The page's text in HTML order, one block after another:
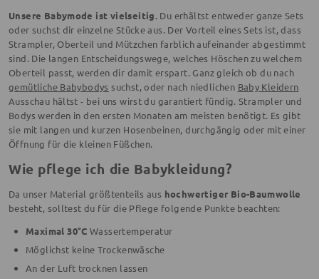
Unsere Babymode ist vielseitig. Du erhältst entweder ganze Sets
oder suchst dir einzelne Stücke aus. Der Vorteil eines Sets ist, dass
Strampler, Oberteil und Mützchen farblich aufeinander abgestimmt
sind. Die langen Entscheidungswege, welches Höschen zu welchem
Oberteil passt, werden dir damit erspart. Ganz gleich ob du nach
gemütliche Babybodys suchst, oder nach niedlichen Baby Kleidern
Ausschau hältst - bei uns wirst du garantiert fündig. Strampler und
Bodys werden in den ersten Monaten am meisten benötigt. Es gibt
sie mit langen und kurzen Hosenbeinen, durchgängig oder mit einer
Öffnung für die kleinen Füßchen.
Wie pflege ich die Babykleidung?
Da unser Material größtenteils aus hochwertiger Bio-Baumwolle
besteht, solltest du für die Pflege folgende Punkte beachten:
Maximal 30°C Wassertemperatur
Möglichst keine Trockenwäsche
An der Luft trocknen lassen